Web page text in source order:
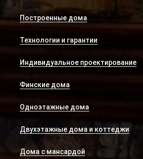
Построенные дома
Технологии и гарантии
Индивидуальное проектирование
Финские дома
Одноэтажные дома
Двухэтажные дома и коттеджи
Дома с мансардой